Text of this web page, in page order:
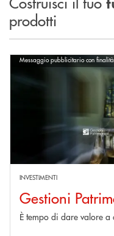
prodotti
Scopri di più Gestioni
Messaggio pubblicitario con
INVESTIMENTI
Gestioni
È tempo di dare valore a